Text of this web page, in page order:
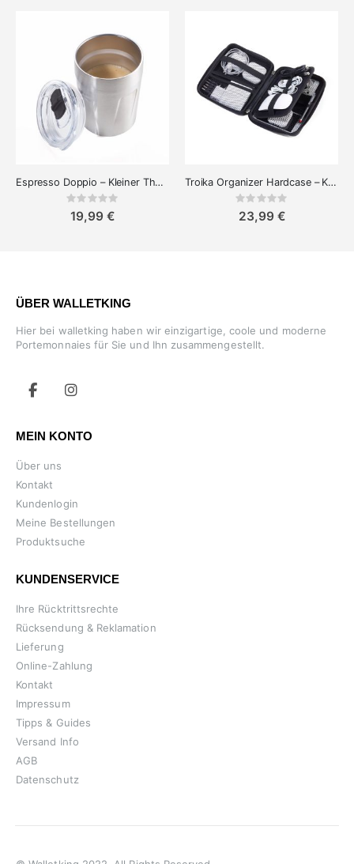
Espresso Doppio – Kleiner Thermobecher 160 ml
Rating:
19,99 €
Troika Organizer Hardcase – Kabeltasche
Rating:
23,99 €
ÜBER WALLETKING
Hier bei walletking haben wir einzigartige, coole und moderne
Portemonnaies für Sie und Ihn zusammengestellt.
MEIN KONTO
Über uns
Kontakt
Kundenlogin
Meine Bestellungen
Produktsuche
KUNDENSERVICE
Ihre Rücktrittsrechte
Rücksendung & Reklamation
Lieferung
Online-Zahlung
Kontakt
Impressum
Tipps & Guides
Versand Info
AGB
Datenschutz